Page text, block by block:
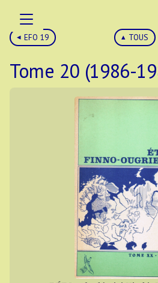
EFO 19 TOUS
Tome 20 (1986-